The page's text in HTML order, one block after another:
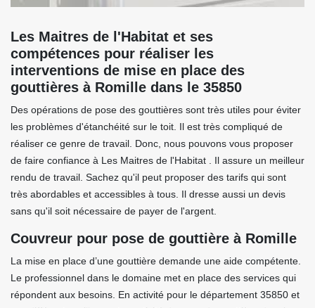
Les Maitres de l'Habitat et ses
compétences pour réaliser les
interventions de mise en place des
gouttières à Romille dans le 35850
Des opérations de pose des gouttières sont très utiles pour éviter
les problèmes d'étanchéité sur le toit. Il est très compliqué de
réaliser ce genre de travail. Donc, nous pouvons vous proposer
de faire confiance à Les Maitres de l'Habitat . Il assure un meilleur
rendu de travail. Sachez qu'il peut proposer des tarifs qui sont
très abordables et accessibles à tous. Il dresse aussi un devis
sans qu'il soit nécessaire de payer de l'argent.
Couvreur pour pose de gouttière à Romille
La mise en place d’une gouttière demande une aide compétente.
Le professionnel dans le domaine met en place des services qui
répondent aux besoins. En activité pour le département 35850 et